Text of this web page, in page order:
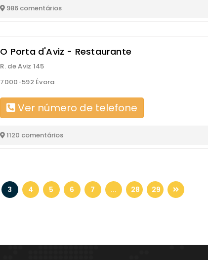
986 comentários
O Porta d'Aviz - Restaurante
R. de Aviz 145
7000-592 Évora
Ver número de telefone
1120 comentários
3 4 5 6 7 ... 28 29